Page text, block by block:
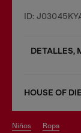
ID:
DETALLES,
HOUSE OF
niños ropa